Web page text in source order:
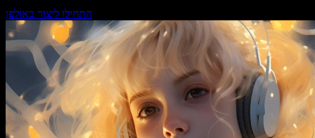
התחילו ליצור באולפן